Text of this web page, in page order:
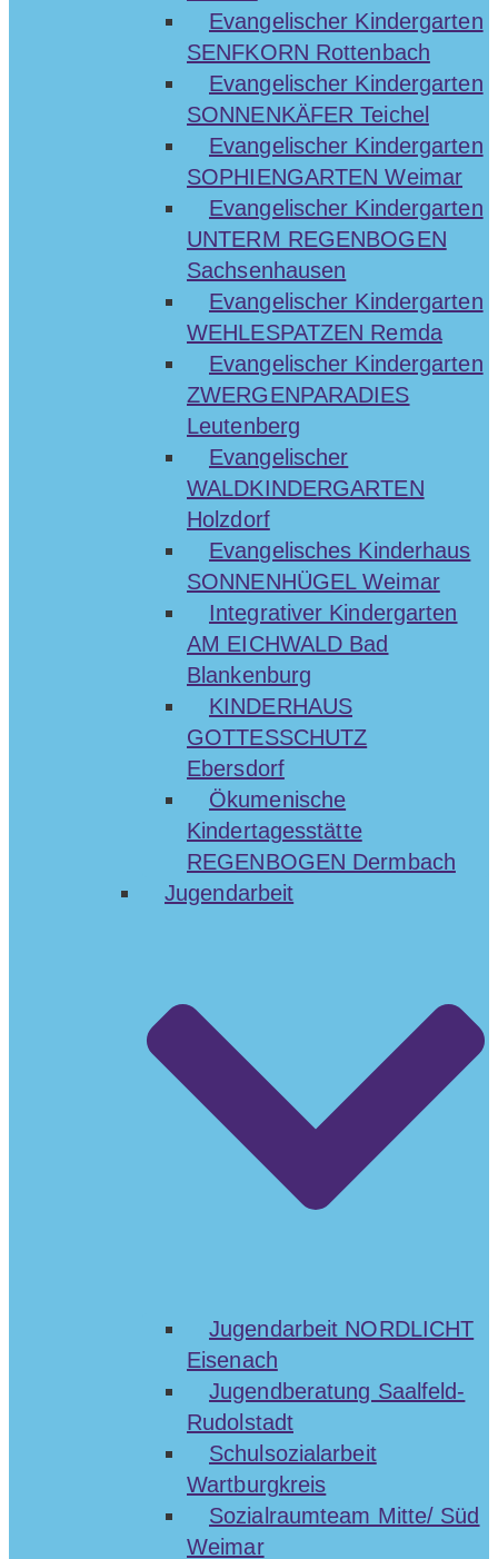
Evangelischer Kindergarten
SENFKORN Rottenbach
Evangelischer Kindergarten
SONNENKÄFER Teichel
Evangelischer Kindergarten
SOPHIENGARTEN Weimar
Evangelischer Kindergarten
UNTERM REGENBOGEN
Sachsenhausen
Evangelischer Kindergarten
WEHLESPATZEN Remda
Evangelischer Kindergarten
ZWERGENPARADIES
Leutenberg
Evangelischer
WALDKINDERGARTEN
Holzdorf
Evangelisches Kinderhaus
SONNENHÜGEL Weimar
Integrativer Kindergarten
AM EICHWALD Bad
Blankenburg
KINDERHAUS
GOTTESSCHUTZ
Ebersdorf
Ökumenische
Kindertagesstätte
REGENBOGEN Dermbach
Jugendarbeit
Jugendarbeit NORDLICHT
Eisenach
Jugendberatung Saalfeld-
Rudolstadt
Schulsozialarbeit
Wartburgkreis
Sozialraumteam Mitte/ Süd
Weimar